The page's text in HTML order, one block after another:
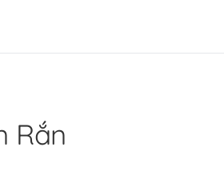
Rắn